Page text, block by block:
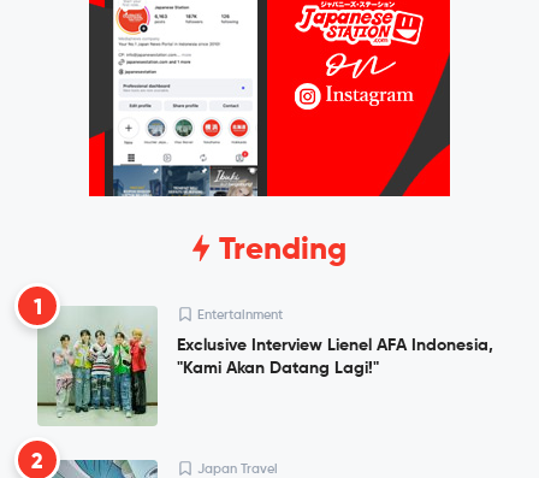
Trending
1 Entertainment
Exclusive Interview Lienel AFA Indonesia,
"Kami Akan Datang Lagi!"
2 Japan Travel